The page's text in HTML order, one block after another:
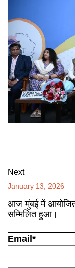
Next
January 13, 2026
आज मुंबई में आयोजित
सम्मिलित हुआ।
Email*